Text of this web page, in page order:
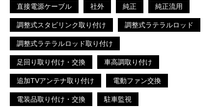
直接電源ケーブル 社外 純正 純正流用
調整式スタビリンク取り付け 調整式ラテラルロッド
調整式ラテラルロッド取り付け
足回り取り付け・交換 車高調取り付け
追加TVアンテナ取り付け 電動ファン交換
電装品取り付け・交換 駐車監視